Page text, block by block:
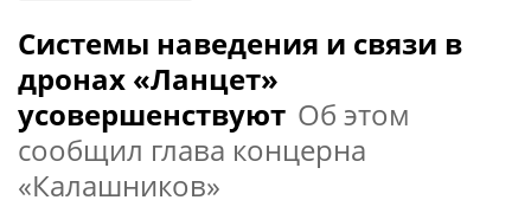
Системы наведения и связи в
дронах «Ланцет»
усовершенствуют Об этом
сообщил глава концерна
«Калашников»